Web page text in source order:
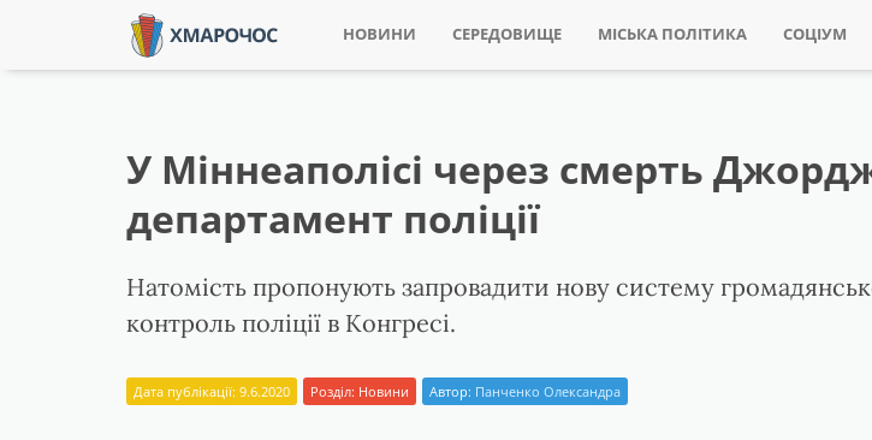
НОВИНИ СЕРЕДОВИЩЕ МІСЬКА ПОЛІТИКА СОЦІУМ
У Міннеаполісі через смерть
департамент поліції
Натомість пропонують запровадити нову систему
контроль поліції в Конгресі.
Дата публікації: 9.6.2020 Розділ: Новини Автор: Панченко Олександра